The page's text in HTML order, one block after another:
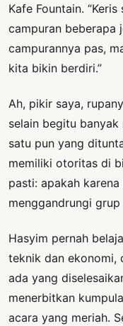
Kafe Fountain.
campuran beberapa
campurannya pas,
kita bikin berdiri.”
Ah, pikir saya,
selain begitu
satu pun yang
memiliki otoritas di
pasti: apakah
menggandrungi
Hasyim pernah
teknik dan ekonomi,
ada yang
menerbitkan
acara yang meriah.